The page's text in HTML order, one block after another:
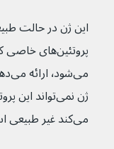
ژن نمی‌تواند
می‌کند غیر طبیعی است.